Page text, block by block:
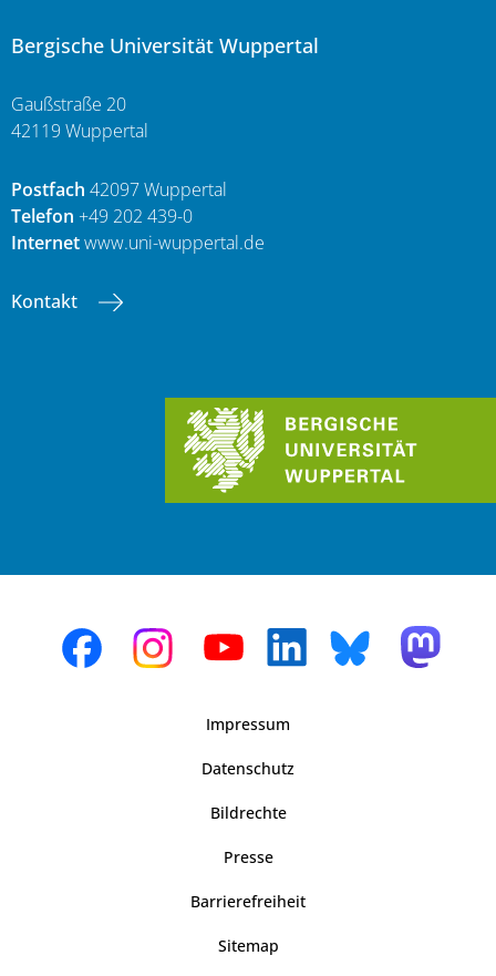
Bergische Universität Wuppertal
Gaußstraße 20
42119 Wuppertal
Postfach 42097 Wuppertal
Telefon +49 202 439-0
Internetwww.uni-wuppertal.de
Kontakt
Impressum
Datenschutz
Bildrechte
Presse
Barrierefreiheit
Sitemap